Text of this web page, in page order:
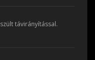
távirányítással.